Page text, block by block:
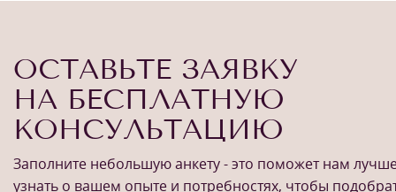
ОСТАВЬТЕ ЗАЯВКУ
НА БЕСПЛАТНУЮ
КОНСУЛЬТАЦИЮ
Заполните небольшую анкету - это поможет нам
узнать о вашем опыте и потребностях, чтобы